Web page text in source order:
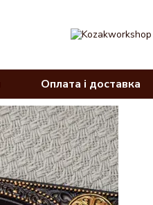
Оплата і доставка